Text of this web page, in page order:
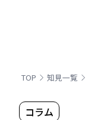
TOP 知見一覧
コラム